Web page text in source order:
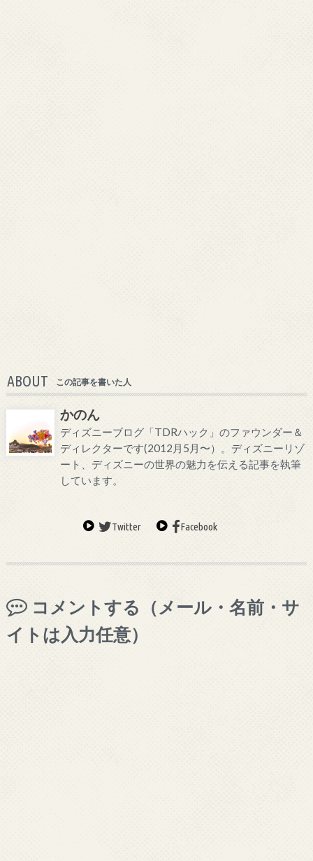
ABOUT この記事を書いた人
かのん
ディズニーブログ「TDRハック」のファウンダー＆
ディレクターです(2012月5月〜）。ディズニーリゾ
ート、ディズニーの世界の魅力を伝える記事を執筆
しています。
Twitter Facebook
コメントする（メール・名前・サ
イトは入力任意）